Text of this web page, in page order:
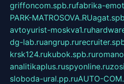
griffoncom.spb.rufabrika-
PARK-MATROSOVA.RU
avtoyurist-moskva1.ru
dg-lab.ruangrup.ru
krsk124.rukubok.spb.ru
analitikaplus.ruspyonline.ru
sloboda-ural.pp.ruAUTO-